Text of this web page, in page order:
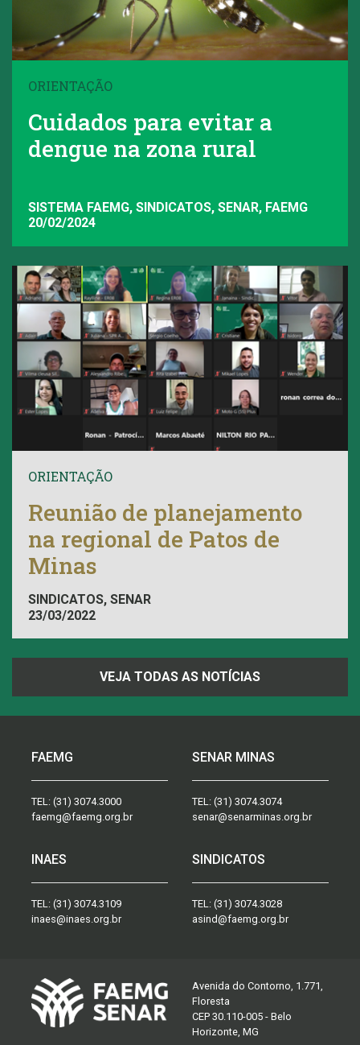
ORIENTAÇÃO
Cuidados para evitar a
dengue na zona rural
SISTEMA FAEMG, SINDICATOS, SENAR, FAEMG
20/02/2024
ORIENTAÇÃO
Reunião de planejamento
na regional de Patos de
Minas
SINDICATOS, SENAR
23/03/2022
VEJA TODAS AS NOTÍCIAS
FAEMG
TEL: (31) 3074.3000
faemg@faemg.org.br
SENAR MINAS
TEL: (31) 3074.3074
senar@senarminas.org.br
INAES
TEL: (31) 3074.3109
inaes@inaes.org.br
SINDICATOS
TEL: (31) 3074.3028
asind@faemg.org.br
Avenida do Contorno, 1.771,
Floresta
CEP 30.110-005 - Belo
Horizonte, MG